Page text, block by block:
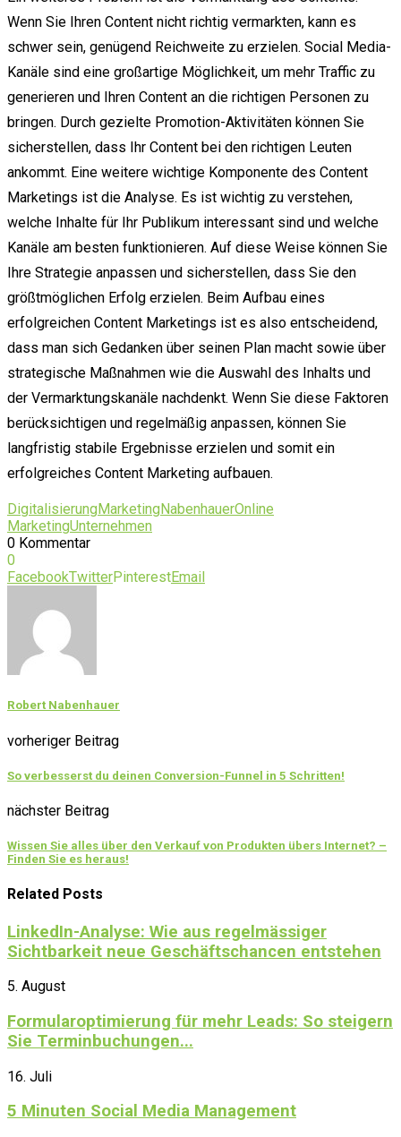
Wenn Sie Ihren Content nicht richtig vermarkten, kann es
schwer sein, genügend Reichweite zu erzielen. Social Media-
Kanäle sind eine großartige Möglichkeit, um mehr Traffic zu
generieren und Ihren Content an die richtigen Personen zu
bringen. Durch gezielte Promotion-Aktivitäten können Sie
sicherstellen, dass Ihr Content bei den richtigen Leuten
ankommt. Eine weitere wichtige Komponente des Content
Marketings ist die Analyse. Es ist wichtig zu verstehen,
welche Inhalte für Ihr Publikum interessant sind und welche
Kanäle am besten funktionieren. Auf diese Weise können Sie
Ihre Strategie anpassen und sicherstellen, dass Sie den
größtmöglichen Erfolg erzielen. Beim Aufbau eines
erfolgreichen Content Marketings ist es also entscheidend,
dass man sich Gedanken über seinen Plan macht sowie über
strategische Maßnahmen wie die Auswahl des Inhalts und
der Vermarktungskanäle nachdenkt. Wenn Sie diese Faktoren
berücksichtigen und regelmäßig anpassen, können Sie
langfristig stabile Ergebnisse erzielen und somit ein
erfolgreiches Content Marketing aufbauen.
Digitalisierung Marketing NabenhauerOnline
MarketingUnternehmen
0 Kommentar
0
FacebookTwitterPinterestEmail
Robert Nabenhauer
vorheriger Beitrag
So verbesserst du deinen Conversion-Funnel in 5 Schritten!
nächster Beitrag
Wissen Sie alles über den Verkauf von Produkten übers Internet? –
Finden Sie es heraus!
Related Posts
LinkedIn-Analyse: Wie aus regelmässiger
Sichtbarkeit neue Geschäftschancen entstehen
5. August
Formularoptimierung für mehr Leads: So steigern
Sie Terminbuchungen...
16. Juli
5 Minuten Social Media Management